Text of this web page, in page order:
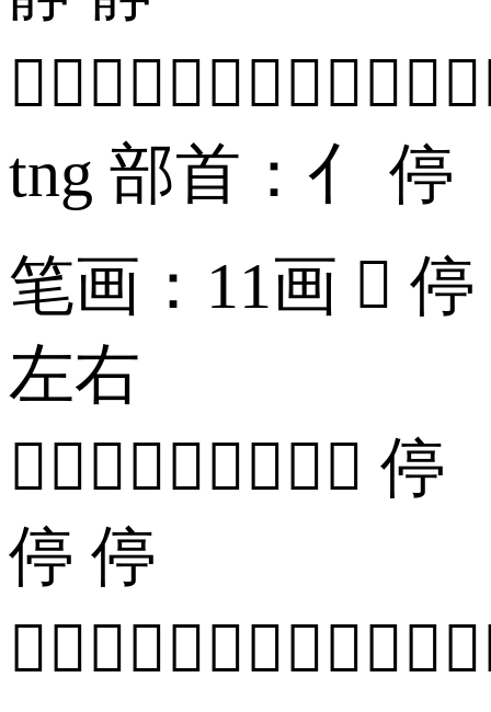
tng 部首：亻 停
笔画：11画  停
左右
 停
停 停